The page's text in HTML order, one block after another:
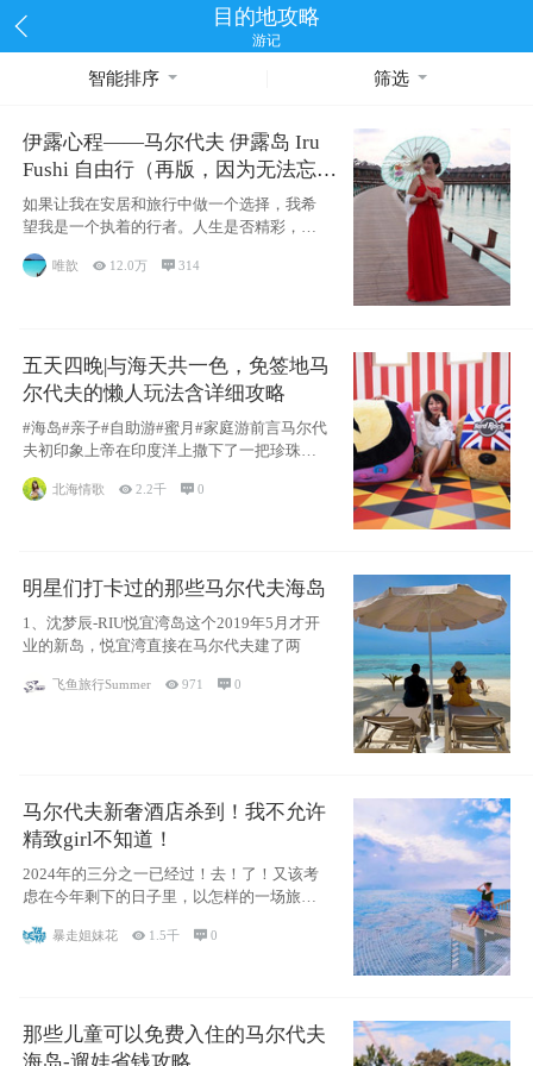
目的地攻略
游记
智能排序 筛选
伊露心程——马尔代夫 伊露岛 Iru
Fushi 自由行（再版，因为无法忘却
的留恋）
如果让我在安居和旅行中做一个选择，我希
望我是一个执着的行者。人生是否精彩，都
源于自己
唯歆  12.0万  314
五天四晚|与海天共一色，免签地马
尔代夫的懒人玩法含详细攻略
#海岛#亲子#自助游#蜜月#家庭游前言马尔代
夫初印象上帝在印度洋上撒下了一把珍珠，
北海情歌 2.2千 0
明星们打卡过的那些马尔代夫海岛
1、沈梦辰-RIU悦宜湾岛这个2019年5月才开
业的新岛，悦宜湾直接在马尔代夫建了两
飞鱼旅行Summer 971 0
马尔代夫新奢酒店杀到！我不允许
精致girl不知道！
2024年的三分之一已经过！去！了！又该考
虑在今年剩下的日子里，以怎样的一场旅行
暴走姐妹花  1.5千 0
那些儿童可以免费入住的马尔代夫